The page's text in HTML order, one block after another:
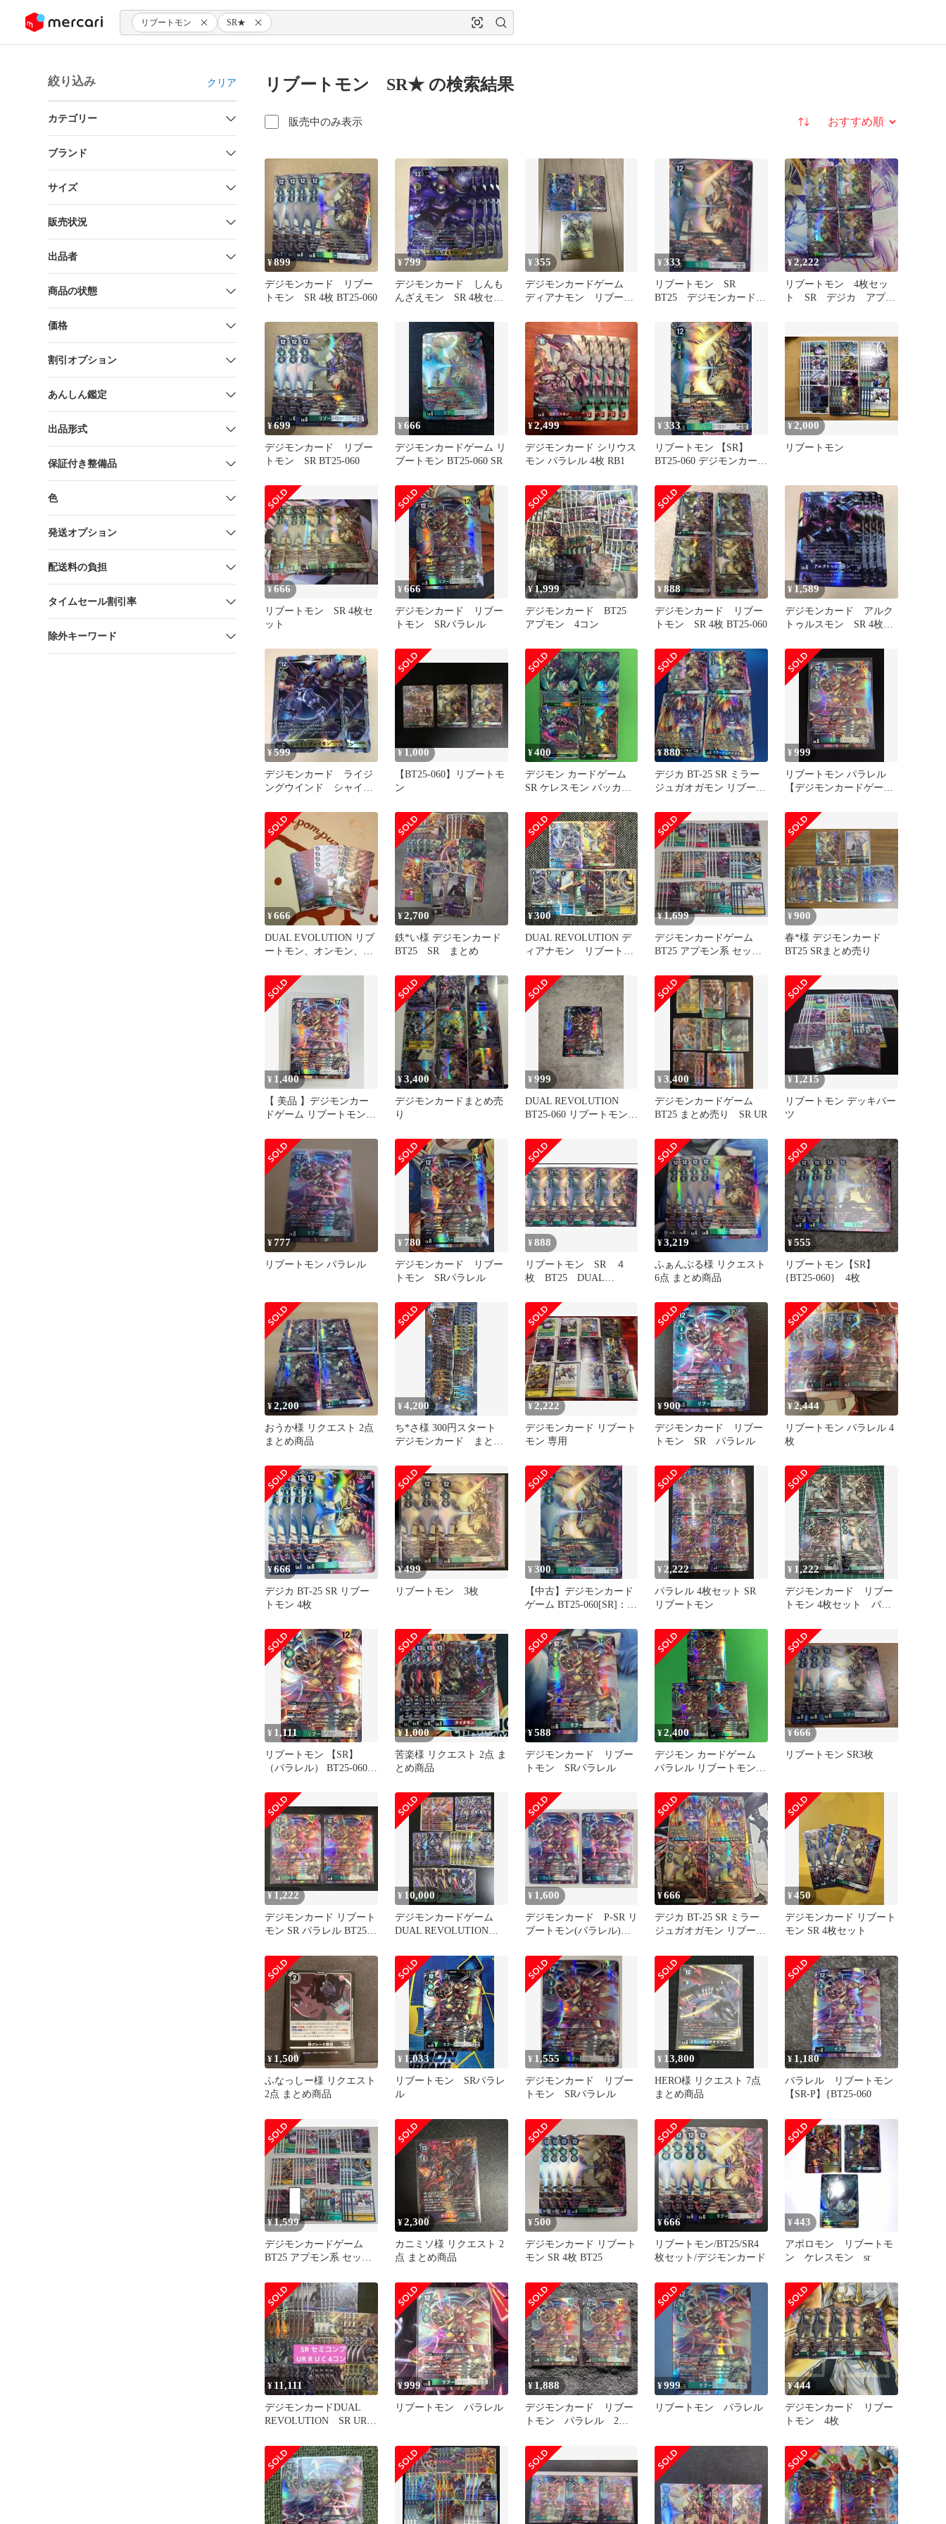
ツにスキップ リブートモン SR★
絞り込み クリア
カテゴリー
ブランド
サイズ
販売状況
出品者
商品の状態
価格
割引オプション
あんしん鑑定
出品形式
保証付き整備品
色
発送オプション
配送料の負担
タイムセール割引率
除外キーワード
リブートモン SR★ の検索結果
販売中のみ表示 並び替え
¥899
デジモンカード リブー
トモン SR 4枚 BT25-060
¥ 799
デジモンカード しんも
んざえモン SR 4枚セッ
¥355
デジモンカードゲーム
ディアナモン リブート
ラレル
¥333
リブートモン SR
BT25 デジモンカードゲ
¥2,222
リブートモン 4枚セッ
ト SR デジカ アプモ
¥699
デジモンカード リブー
トモン SR BT25-060
¥666
デジモンカードゲーム リ
ブートモン BT25-060 SR
¥2,499
デジモンカード シリウス
モン パラレル 4枚 RB1
¥333
リブートモン 【SR】
BT25-060 デジモンカード
REVOLUTION
¥ 2,000
リブートモン
¥666
リブートモン SR 4枚セ
ット
¥666
デジモンカード リブー
トモン SRパラレル
¥1,999
デジモンカード BT25
アプモン 4コン
¥888
デジモンカード リブー
トモン SR 4枚 BT25-060
¥ 1,589
デジモンカード アルク
トゥルスモン SR 4枚セ
¥599
デジモンカード ライジ
ングウインド シャイン
¥ 1,000
【BT25-060】リブートモ
ン
¥400
デジモン カードゲーム
SR ケレスモン バッカス
DUAL REVOLUTION デ
ジタルモンスター デジカ
¥880
デジカ BT-25 SR ミラー
ジュガオガモン リブート
¥999
リブートモン パラレル
【デジモンカードゲー
¥666
DUAL EVOLUTION リブ
ートモン、オンモン、オ
¥2,700
鉄*い様 デジモンカード
BT25 SR まとめ
¥300
DUAL REVOLUTION デ
ィアナモン リブートモ
¥1,699
デジモンカードゲーム
BT25 アプモン系 セット
¥900
春*様 デジモンカード
BT25 SRまとめ売り
¥ 1,400
【 美品 】デジモンカー
ドゲーム リブートモン
¥3,400
デジモンカードまとめ売
り
¥999
DUAL REVOLUTION
BT25-060 リブートモン
¥3,400
デジモンカードゲーム
BT25 まとめ売り SR UR
¥ 1,215
リブートモン デッキパー
ツ
¥777
リブートモン パラレル
¥ 780
デジモンカード リブー
トモン SRパラレル
¥888
リブートモン SR ４
枚 BT25 DUAL
ンカードゲーム ちゅう
てつ 060
¥3,219
ふぁんぶる様 リクエスト
6点 まとめ商品
¥555
リブートモン【SR】
{BT25-060} 4枚
¥2,200
おうか様 リクエスト 2点
まとめ商品
¥4,200
ち*さ様 300円スタート
デジモンカード まとめ
ーション
¥ 2,222
デジモンカード リブート
モン 専用
¥900
デジモンカード リブー
トモン SR パラレル
¥2,444
リブートモン パラレル 4
枚
¥666
デジカ BT-25 SR リブー
トモン 4枚
¥499
リブートモン 3枚
¥300
【中古】デジモンカード
ゲーム BT25-060[SR]：リ
¥ 2,222
パラレル 4枚セット SR
リブートモン
¥ 1,222
デジモンカード リブー
トモン 4枚セット パラ
¥ 1,111
リブートモン 【SR】
（パラレル） BT25-060
DUAL REVOLUTION
¥1,000
苦楽様 リクエスト 2点 ま
とめ商品
¥588
デジモンカード リブー
トモン SRパラレル
¥2,400
デジモン カードゲーム
パラレル リブートモン 3
REVOLUTION デジタル
モンスター デジカ
¥666
リブートモン SR3枚
¥ 1,222
デジモンカード リブート
モン SR パラレル BT25 2
¥ 10,000
デジモンカードゲーム
DUAL REVOLUTIONま
¥ 1,600
デジモンカード P-SR リ
ブートモン(パラレル)
¥666
デジカ BT-25 SR ミラー
ジュガオガモン リブート
¥450
デジモンカード リブート
モン SR 4枚セット
¥ 1,500
ふなっしー様 リクエスト
2点 まとめ商品
¥ 1,033
リブートモン SRパラレ
ル
¥ 1,555
デジモンカード リブー
トモン SRパラレル
¥ 13,800
HERO様 リクエスト 7点
まとめ商品
¥ 1,180
パラレル リブートモン
【SR-P】{BT25-060
¥1,599
デジモンカードゲーム
BT25 アプモン系 セット
¥2,300
カニミソ様 リクエスト 2
点 まとめ商品
¥500
デジモンカード リブート
モン SR 4枚 BT25
¥666
リブートモン/BT25/SR4
枚セット/デジモンカード
¥443
アポロモン リブートモ
ン ケレスモン sr
¥11,111
デジモンカードDUAL
REVOLUTION SR UR R
¥999
リブートモン パラレル
¥1,888
デジモンカード リブー
トモン パラレル 2枚
¥999
リブートモン パラレル
¥444
デジモンカード リブー
トモン 4枚